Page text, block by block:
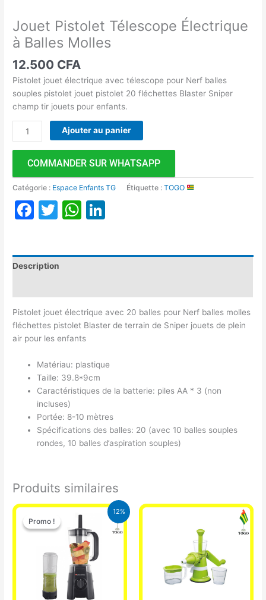
Jouet Pistolet Télescope Électrique
à Balles Molles
12.500 CFA
Pistolet jouet électrique avec télescope pour Nerf balles
souples pistolet jouet pistolet 20 fléchettes Blaster Sniper
champ tir jouets pour enfants.
Ajouter au panier
COMMANDER SUR WHATSAPP
Catégorie : Espace Enfants TG Étiquette :TOGO
Facebook
TwitterWhatsApp
Description
Pistolet jouet électrique avec 20 balles pour Nerf balles molles
fléchettes pistolet Blaster de terrain de Sniper jouets de plein
air pour les enfants
Matériau: plastique
Taille: 39.8*9cm
Caractéristiques de la batterie: piles AA * 3 (non
incluses)
Portée: 8-10 mètres
Spécifications des balles: 20 (avec 10 balles souples
rondes, 10 balles d’aspiration souples)
Produits similaires
12%
Promo !
Promo !
Le
prix
initial
était :
25.000 CFA.
Le
prix
actuel
est :